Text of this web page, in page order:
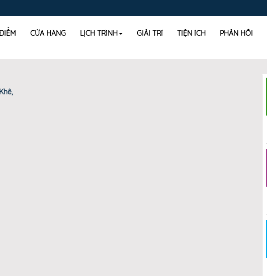
CỬA HÀNG LỊCH TRÌNH GIẢI TRÍ TIỆN ÍCH PHẢN HỒI